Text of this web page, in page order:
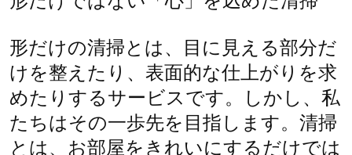
形だけの清掃とは、目に見える部分だ
けを整えたり、表面的な仕上がりを求
めたりするサービスです。しかし、私
たちはその一歩先を目指します。清掃
とは、お部屋をきれいにするだけでは